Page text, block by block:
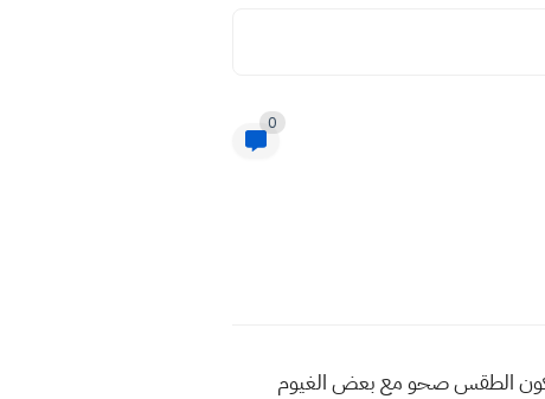
0
يكون الطقس صحو مع بعض الغيوم